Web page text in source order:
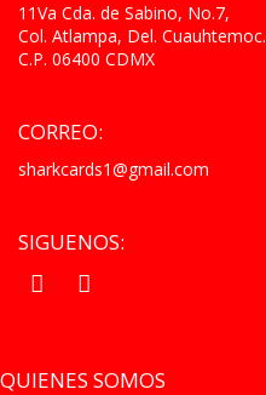
11Va Cda. de Sabino, No.7,
Col. Atlampa, Del. Cuauhtemoc.
C.P. 06400 CDMX
CORREO:
sharkcards1@gmail.com
SIGUENOS:
QUIENES SOMOS